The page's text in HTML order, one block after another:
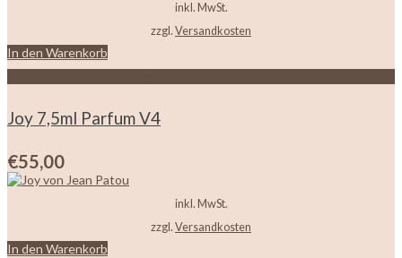
inkl. MwSt.
zzgl. Versandkosten
In den Warenkorb
Joy 7,5ml Parfum V4
€55,00
inkl. MwSt.
zzgl. Versandkosten
In den Warenkorb